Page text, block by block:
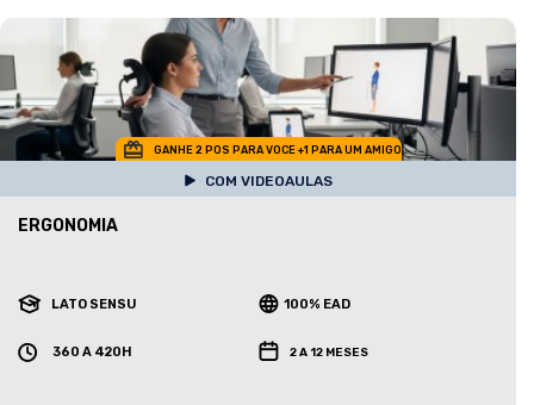
GANHE 2 POS PARA VOCE +1 PARA UM AMIGO
COM VIDEOAULAS
ERGONOMIA
LATO SENSU 100% EAD
360 A 420H 2 A 12 MESES